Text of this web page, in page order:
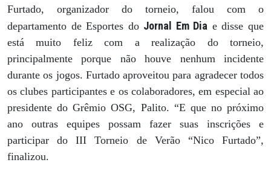
Furtado, organizador do torneio, falou com o
departamento de Esportes do Jornal Em Dia e disse que
está muito feliz com a realização do torneio,
principalmente porque não houve nenhum incidente
durante os jogos. Furtado aproveitou para agradecer todos
os clubes participantes e os colaboradores, em especial ao
presidente do Grêmio OSG, Palito. “E que no próximo
ano outras equipes possam fazer suas inscrições e
participar do III Torneio de Verão “Nico Furtado”,
finalizou.